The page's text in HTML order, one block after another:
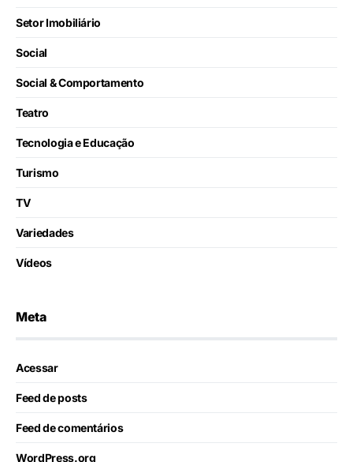
Setor Imobiliário
Social
Social & Comportamento
Teatro
Tecnologia e Educação
Turismo
TV
Variedades
Vídeos
Meta
Acessar
Feed de posts
Feed de comentários
WordPress.org